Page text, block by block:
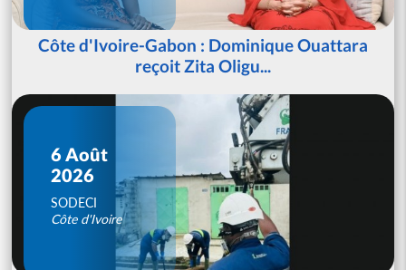
Côte d'Ivoire-Gabon : Dominique Ouattara
reçoit Zita Oligu...
6 Août
2026
SODECI
Côte d'Ivoire